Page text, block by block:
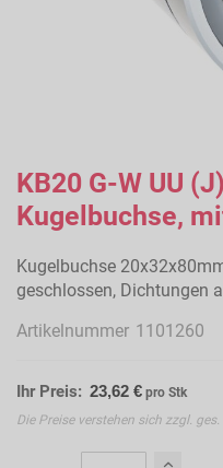
Anfang
der
Bildergalerie
KB20 G-W UU
Kugelbuchse,
Kugelbuchse
geschlossen, Dichtungen
Artikelnummer 1101260
Ihr Preis: 23,62 € pro Stk
Die Preise verstehen sich zzgl.